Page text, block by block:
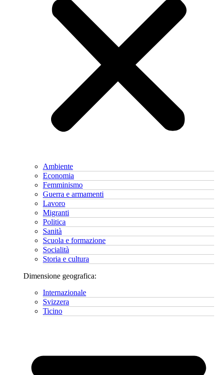
Ambiente
Economia
Femminismo
Guerra e armamenti
Lavoro
Migranti
Politica
Sanità
Scuola e formazione
Socialità
Storia e cultura
Dimensione geografica:
Internazionale
Svizzera
Ticino